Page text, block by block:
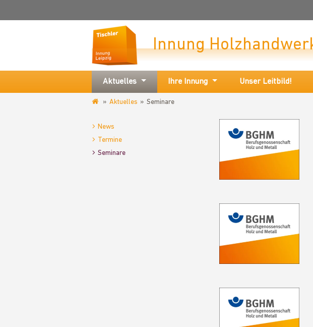
Innung
Aktuelles Ihre Innung Unser Leitbild!
leipzig.de
Aktuelles Seminare
News
Termine
Seminare